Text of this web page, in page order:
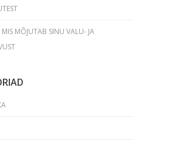
MÕJUTAB SINU VALU- JA